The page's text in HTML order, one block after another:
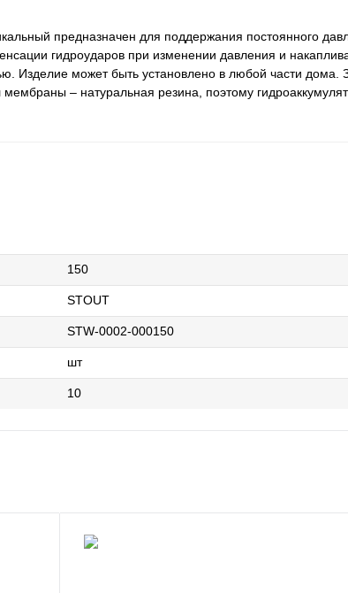
предназначен для поддержания постоянного
гидроударов при изменении давления и
Изделие может быть установлено в любой части дома.
– натуральная резина, поэтому
150
STOUT
STW-0002-000150
шт
10